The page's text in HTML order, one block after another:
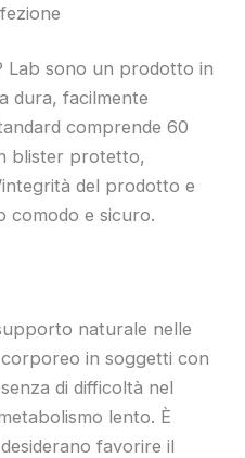
Lab sono un prodotto in
dura, facilmente
comprende 60
blister protetto,
del prodotto e
comodo e sicuro.
naturale nelle
in soggetti con
di difficoltà nel
lento. È
favorire il